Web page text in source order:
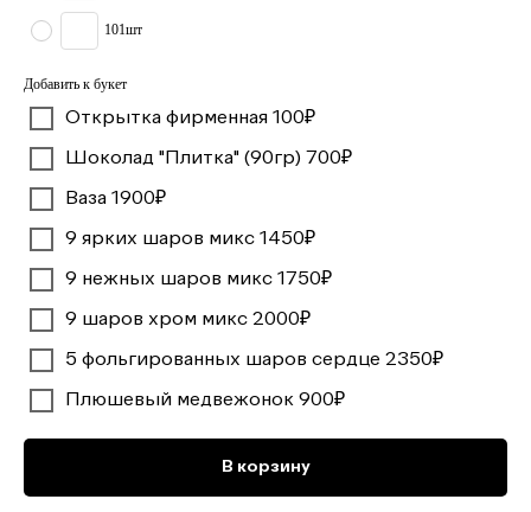
101шт
Добавить к букет
Открытка фирменная 100₽
Шоколад "Плитка" (90гр) 700₽
Ваза 1900₽
9 ярких шаров микс 1450₽
9 нежных шаров микс 1750₽
9 шаров хром микс 2000₽
5 фольгированных шаров сердце 2350₽
Плюшевый медвежонок 900₽
В корзину